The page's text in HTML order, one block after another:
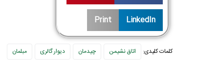
LinkedIn
Print
کلمات کلیدی: اتاق نشیمن چیدمان دیوار گالری مبلمان